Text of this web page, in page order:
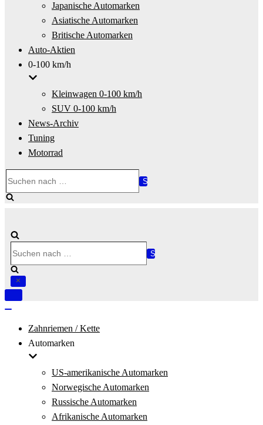
Japanische Automarken
Asiatische Automarken
Britische Automarken
Auto-Aktien
0-100 km/h
Kleinwagen 0-100 km/h
SUV 0-100 km/h
News-Archiv
Tuning
Motorrad
nach …
nach …
Navigation
Zahnriemen / Kette
Automarken
US-amerikanische Automarken
Norwegische Automarken
Russische Automarken
Afrikanische Automarken